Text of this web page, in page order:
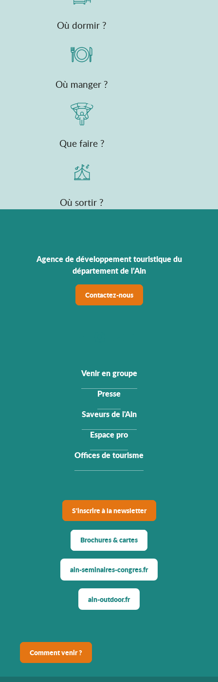
Où dormir ?
Où manger ?
Que faire ?
Où sortir ?
Agence de développement touristique du
département de l’Ain
Contactez-nous
Venir en groupe
Presse
Saveurs de l'Ain
Espace pro
Offices de tourisme
S'inscrire à la newsletter
Brochures & cartes
ain-seminaires-congres.fr
ain-outdoor.fr
Comment venir ?